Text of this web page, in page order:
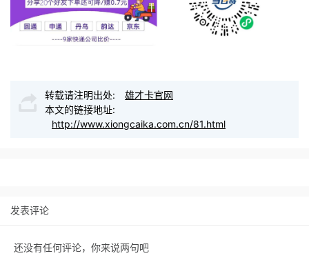
转载请注明出处:
雄才卡官网
本文的链接地址:
http://www.xiongcaika.com.cn/81.html
发表评论
还没有任何评论，你来说两句吧